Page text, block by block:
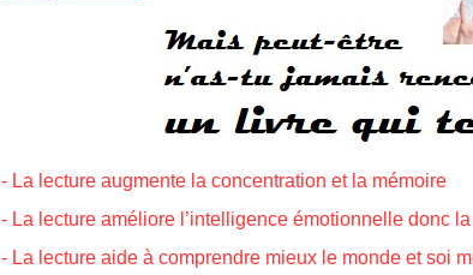
- La lecture augmente la concentration et la mémoire
- La lecture améliore l’intelligence émotionnelle donc
- La lecture aide à comprendre mieux le monde et soi